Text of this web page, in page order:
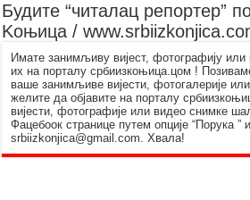
Будите “читалац репортер”
Kоњица /
Имате занимљиву вијест, фотографију или
их на порталу србиизкоњица.цом !
ваше занимљиве вијести, фотогалерије
желите да објавите на порталу
вијести, фотографије или видео снимке
Фацебоок странице путем опције “Порука ”
srbiizkonjica@gmail.com. Хвала!